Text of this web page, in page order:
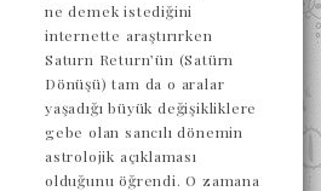
ne demek istediğini
internette araştırırken
Saturn Return’ün (Satürn
Dönüşü) tam da o aralar
yaşadığı büyük değişikliklere
gebe olan sancılı dönemin
astrolojik açıklaması
olduğunu öğrendi. O zamana